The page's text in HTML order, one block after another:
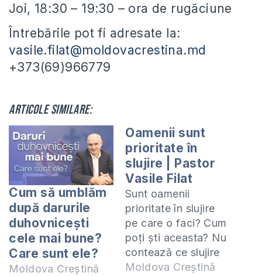
Joi, 18:30 – 19:30 – ora de rugăciune
Întrebările pot fi adresate la:
vasile.filat@moldovacrestina.md
+373(69)966779
Articole similare:
Cum să umblăm
după darurile
duhovnicești
cele mai bune?
Care sunt ele?
Moldova Creștină
Oamenii sunt
prioritate în
slujire | Pastor
Vasile Filat
Sunt oamenii
prioritate în slujire
pe care o faci? Cum
poți ști aceasta? Nu
contează ce slujire
faci tu, poate
Moldova Creștină